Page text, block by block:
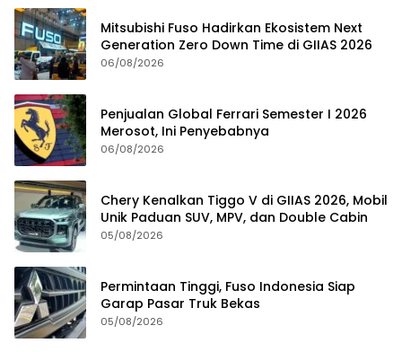
Mitsubishi Fuso Hadirkan Ekosistem Next
Generation Zero Down Time di GIIAS 2026
06/08/2026
Penjualan Global Ferrari Semester I 2026
Merosot, Ini Penyebabnya
06/08/2026
Chery Kenalkan Tiggo V di GIIAS 2026, Mobil
Unik Paduan SUV, MPV, dan Double Cabin
05/08/2026
Permintaan Tinggi, Fuso Indonesia Siap
Garap Pasar Truk Bekas
05/08/2026